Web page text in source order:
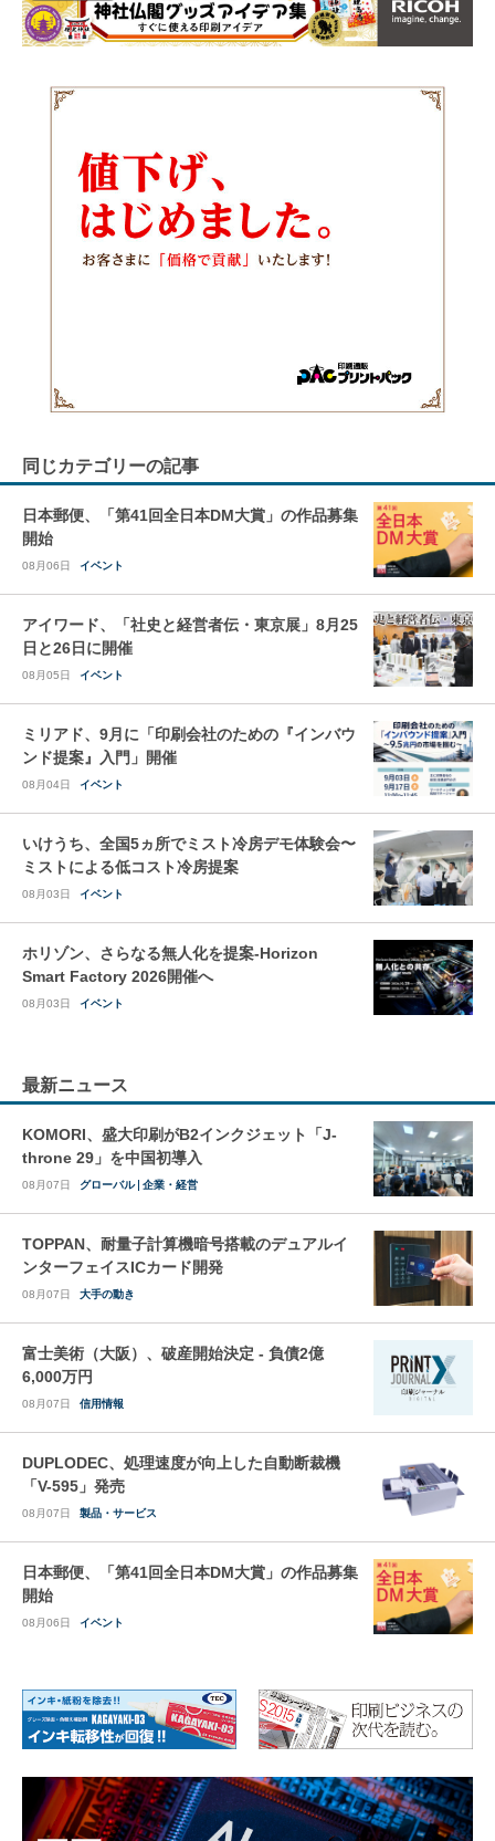
同じカテゴリーの記事
日本郵便、「第41回全日本DM大賞」の作品募集
開始
08月06日 イベント
アイワード、「社史と経営者伝・東京展」8月25
日と26日に開催
08月05日 イベント
ミリアド、9月に「印刷会社のための『インバウ
ンド提案』入門」開催
08月04日 イベント
いけうち、全国5ヵ所でミスト冷房デモ体験会〜
ミストによる低コスト冷房提案
08月03日 イベント
ホリゾン、さらなる無人化を提案-Horizon
Smart Factory 2026開催へ
08月03日 イベント
最新ニュース
KOMORI、盛大印刷がB2インクジェット「J-
throne 29」を中国初導入
08月07日 グローバル 企業・経営
TOPPAN、耐量子計算機暗号搭載のデュアルイ
ンターフェイスICカード開発
08月07日 大手の動き
富士美術（大阪）、破産開始決定 - 負債2億
6,000万円
08月07日 信用情報
DUPLODEC、処理速度が向上した自動断裁機
「V-595」発売
08月07日 製品・サービス
日本郵便、「第41回全日本DM大賞」の作品募集
開始
08月06日 イベント